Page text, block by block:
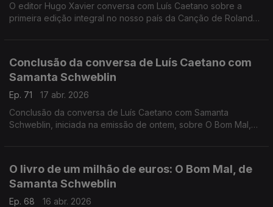
O editor Hugo Xavier conversa com Luís Caetano sobre a
primeira edição integral no nosso país da Canção de Rolando,
Conclusão da conversa de Luís Caetano com
Samanta Schweblin
Ep. 71
17 abr. 2026
Conclusão da conversa de Luís Caetano com Samanta
Schweblin, iniciada na emissão de ontem, sobre O Bom Mal,
prémio que se coloca em termos de valor monetário no topo a
nível mundial, equivalente ao Nobel e ao Prémio Planeta,
também do país vizinho. A edição é da Elsinore.
O livro de um milhão de euros: O Bom Mal, de
Samanta Schweblin
Ep. 68
16 abr. 2026